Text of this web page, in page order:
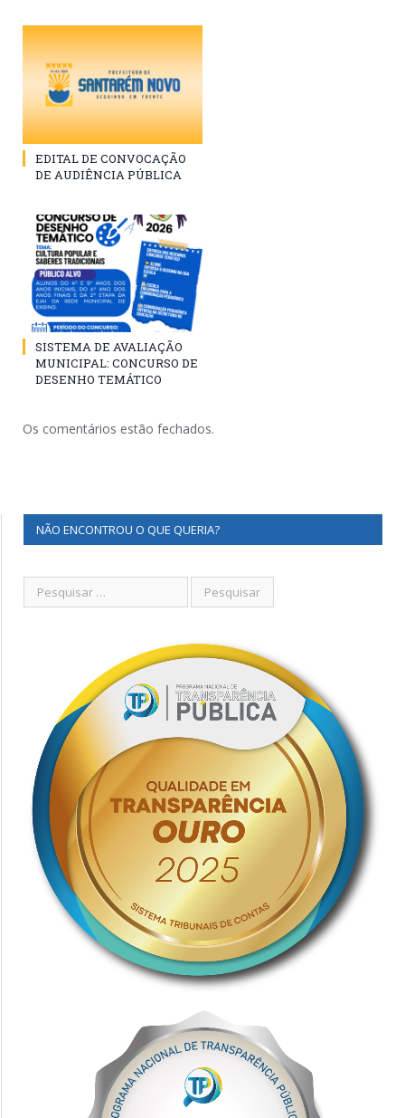
EDITAL DE CONVOCAÇÃO
DE AUDIÊNCIA PÚBLICA
SISTEMA DE AVALIAÇÃO
MUNICIPAL: CONCURSO DE
DESENHO TEMÁTICO
Os comentários estão fechados.
NÃO ENCONTROU O QUE QUERIA?